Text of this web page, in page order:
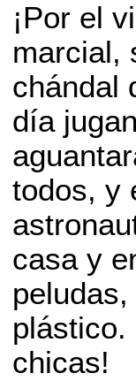
¡Por el
marcial,
chándal
día
todos, y
casa y
plástico.
chicas!